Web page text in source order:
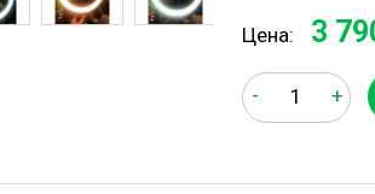
Цена: 3
- +